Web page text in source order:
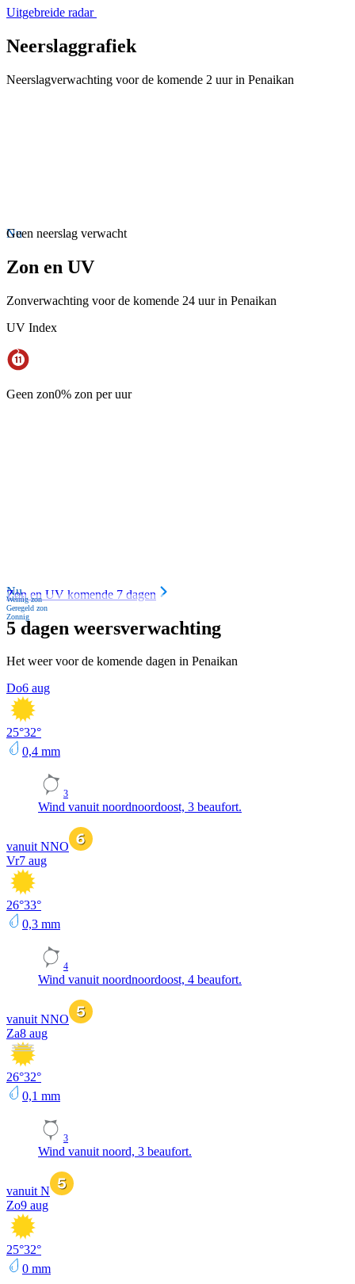
Uitgebreide radar
Neerslaggrafiek
Neerslagverwachting voor de komende 2 uur in Penaikan
Nu
Geen neerslag verwacht
Zon en UV
Zonverwachting voor de komende 24 uur in Penaikan
UV Index
Geen zon0% zon per uur
Nu
Weinig zon
Geregeld zon
Zonnig
Zon en UV komende 7 dagen
5 dagen weersverwachting
Het weer voor de komende dagen in Penaikan
Do6 aug
25°32°
0,4 mm
3
Wind vanuit noordnoordoost, 3 beaufort.
vanuit NNO
Vr7 aug
26°33°
0,3 mm
4
Wind vanuit noordnoordoost, 4 beaufort.
vanuit NNO
Za8 aug
26°32°
0,1 mm
3
Wind vanuit noord, 3 beaufort.
vanuit N
Zo9 aug
25°32°
0 mm